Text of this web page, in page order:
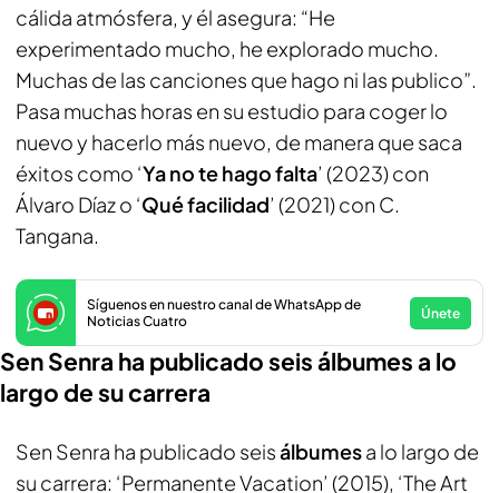
cálida atmósfera, y él asegura: “He
experimentado mucho, he explorado mucho.
Muchas de las canciones que hago ni las publico”.
Pasa muchas horas en su estudio para coger lo
nuevo y hacerlo más nuevo, de manera que saca
éxitos como ‘Ya no te hago falta’ (2023) con
Álvaro Díaz o ‘Qué facilidad’ (2021) con C.
Tangana.
Síguenos en nuestro canal de WhatsApp de
Noticias Cuatro
Únete
Sen Senra ha publicado seis álbumes a lo
largo de su carrera
Sen Senra ha publicado seisálbumesa lo largo de
su carrera: ‘Permanente Vacation’ (2015), ‘The Art